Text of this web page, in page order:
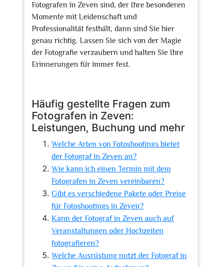
Fotografen in Zeven sind, der Ihre besonderen
Momente mit Leidenschaft und
Professionalität festhält, dann sind Sie hier
genau richtig. Lassen Sie sich von der Magie
der Fotografie verzaubern und halten Sie Ihre
Erinnerungen für immer fest.
Häufig gestellte Fragen zum
Fotografen in Zeven:
Leistungen, Buchung und mehr
Welche Arten von Fotoshootings bietet
der Fotograf in Zeven an?
Wie kann ich einen Termin mit dem
Fotografen in Zeven vereinbaren?
Gibt es verschiedene Pakete oder Preise
für Fotoshootings in Zeven?
Kann der Fotograf in Zeven auch auf
Veranstaltungen oder Hochzeiten
fotografieren?
Welche Ausrüstung nutzt der Fotograf in